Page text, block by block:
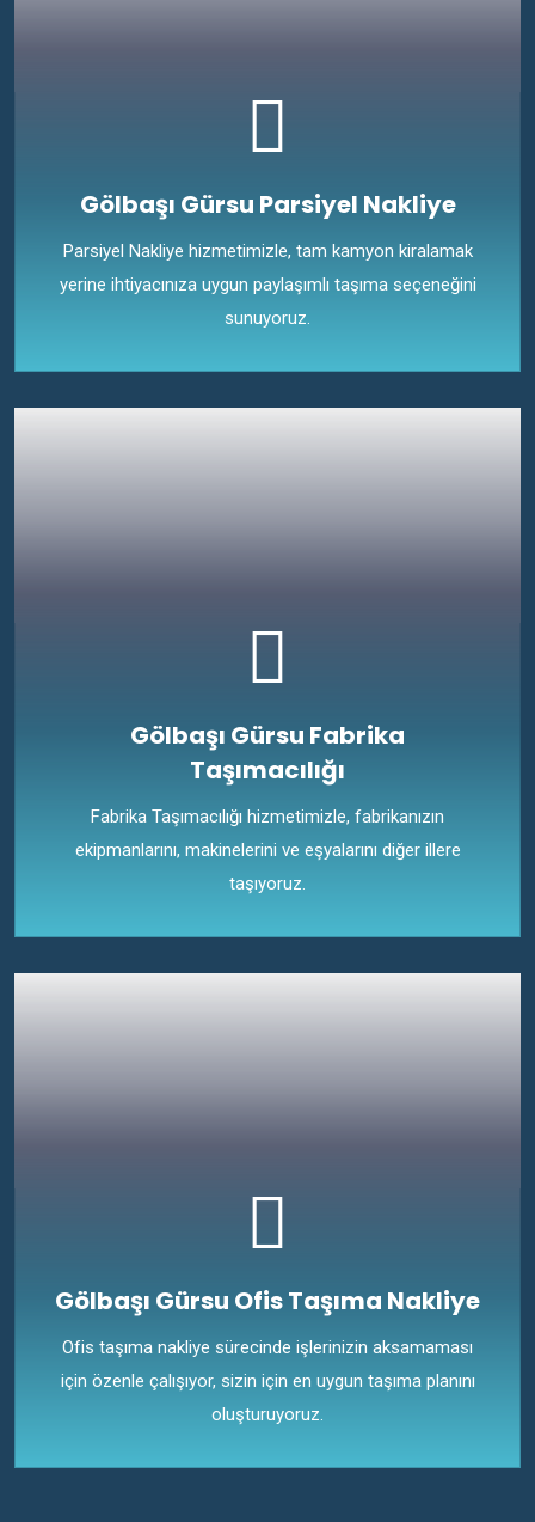
Gölbaşı Gürsu Parsiyel Nakliye
Parsiyel Nakliye hizmetimizle, tam kamyon kiralamak
yerine ihtiyacınıza uygun paylaşımlı taşıma seçeneğini
sunuyoruz.
Gölbaşı Gürsu Fabrika
Taşımacılığı
Fabrika Taşımacılığı hizmetimizle, fabrikanızın
ekipmanlarını, makinelerini ve eşyalarını diğer illere
taşıyoruz.
Gölbaşı Gürsu Ofis Taşıma Nakliye
Ofis taşıma nakliye sürecinde işlerinizin aksamaması
için özenle çalışıyor, sizin için en uygun taşıma planını
oluşturuyoruz.